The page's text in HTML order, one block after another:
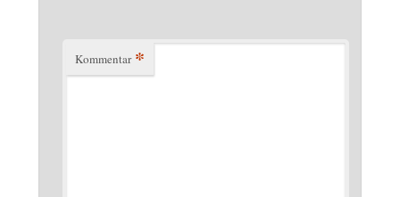
Kommentar *